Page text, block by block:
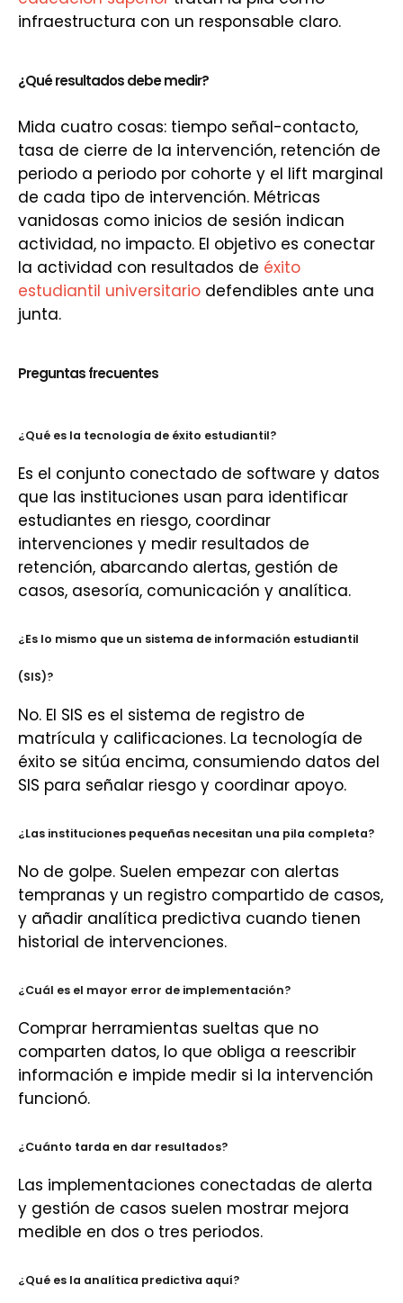
infraestructura con un responsable claro.
¿Qué resultados debe medir?
Mida cuatro cosas: tiempo señal-contacto,
tasa de cierre de la intervención, retención de
periodo a periodo por cohorte y el lift marginal
de cada tipo de intervención. Métricas
vanidosas como inicios de sesión indican
actividad, no impacto. El objetivo es conectar
la actividad con resultados de éxito
estudiantil universitario defendibles ante una
junta.
Preguntas frecuentes
¿Qué es la tecnología de éxito estudiantil?
Es el conjunto conectado de software y datos
que las instituciones usan para identificar
estudiantes en riesgo, coordinar
intervenciones y medir resultados de
retención, abarcando alertas, gestión de
casos, asesoría, comunicación y analítica.
¿Es lo mismo que un sistema de información estudiantil
(SIS)?
No. El SIS es el sistema de registro de
matrícula y calificaciones. La tecnología de
éxito se sitúa encima, consumiendo datos del
SIS para señalar riesgo y coordinar apoyo.
¿Las instituciones pequeñas necesitan una pila completa?
No de golpe. Suelen empezar con alertas
tempranas y un registro compartido de casos,
y añadir analítica predictiva cuando tienen
historial de intervenciones.
¿Cuál es el mayor error de implementación?
Comprar herramientas sueltas que no
comparten datos, lo que obliga a reescribir
información e impide medir si la intervención
funcionó.
¿Cuánto tarda en dar resultados?
Las implementaciones conectadas de alerta
y gestión de casos suelen mostrar mejora
medible en dos o tres periodos.
¿Qué es la analítica predictiva aquí?